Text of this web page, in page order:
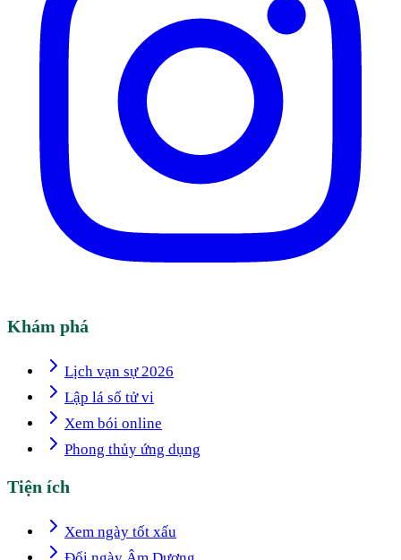
Khám phá
Lịch vạn sự 2026
Lập lá số tử vi
Xem bói online
Phong thủy ứng dụng
Tiện ích
Xem ngày tốt xấu